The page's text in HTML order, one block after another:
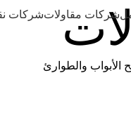
شركات مقاولاتشركات
الأبواب والطوارئ